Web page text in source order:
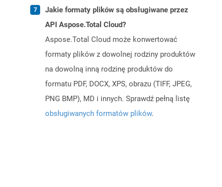
Jakie formaty plików są obsługiwane przez
API Aspose.Total Cloud?
Aspose.Total Cloud może konwertować
formaty plików z dowolnej rodziny produktów
na dowolną inną rodzinę produktów do
formatu PDF, DOCX, XPS, obrazu (TIFF, JPEG,
PNG BMP), MD i innych. Sprawdź pełną listę
obsługiwanych formatów plików.